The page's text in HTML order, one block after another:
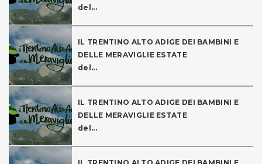
del...
IL TRENTINO ALTO ADIGE DEI BAMBINI E
DELLE MERAVIGLIE ESTATE
del...
IL TRENTINO ALTO ADIGE DEI BAMBINI E
DELLE MERAVIGLIE ESTATE
del...